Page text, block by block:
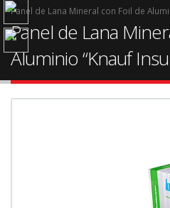
Panel de Lana Mineral con Foil de
Panel de Lana
Aluminio “Knauf